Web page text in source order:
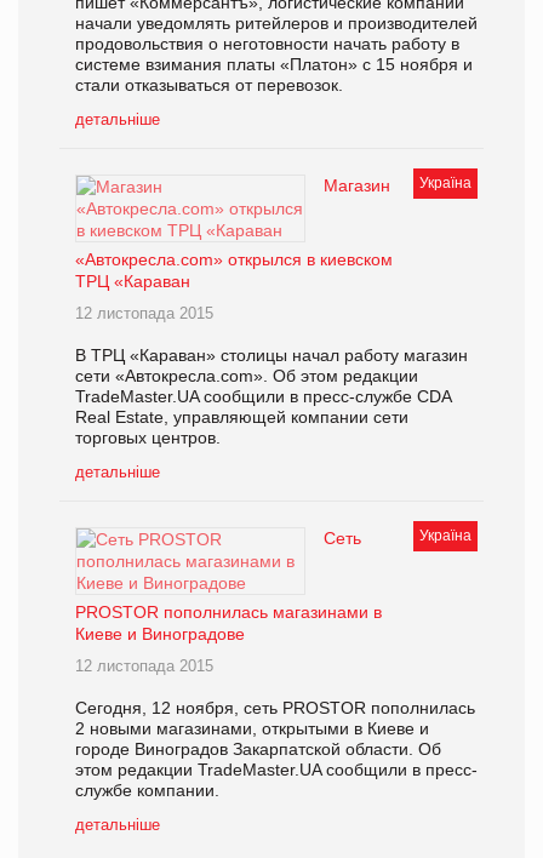
начали уведомлять ритейлеров и производителей
продовольствия о неготовности начать работу в
системе взимания платы «Платон» с 15 ноября и
стали отказываться от перевозок.
детальніше
Україна
Магазин
«Автокресла.com» открылся в киевском
ТРЦ «Караван
12 листопада 2015
В ТРЦ «Караван» столицы начал работу магазин
сети «Автокресла.com». Об этом редакции
TradeMaster.UA сообщили в пресс-службе CDA
Real Estate, управляющей компании сети
торговых центров.
детальніше
Україна
Сеть
PROSTOR пополнилась магазинами в
Киеве и Виноградове
12 листопада 2015
Сегодня, 12 ноября, сеть PROSTOR пополнилась
2 новыми магазинами, открытыми в Киеве и
городе Виноградов Закарпатской области. Об
этом редакции TradeMaster.UA сообщили в пресс-
службе компании.
детальніше